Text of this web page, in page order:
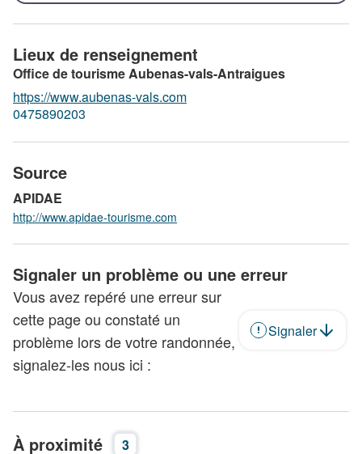
Lieux de renseignement
Office de tourisme Aubenas-vals-Antraigues
https://www.aubenas-vals.com
0475890203
Source
APIDAE
http://www.apidae-tourisme.com
Signaler un problème ou une erreur
Vous avez repéré une erreur sur
cette page ou constaté un
problème lors de votre randonnée,
signalez-les nous ici :
Signaler
À proximité 3